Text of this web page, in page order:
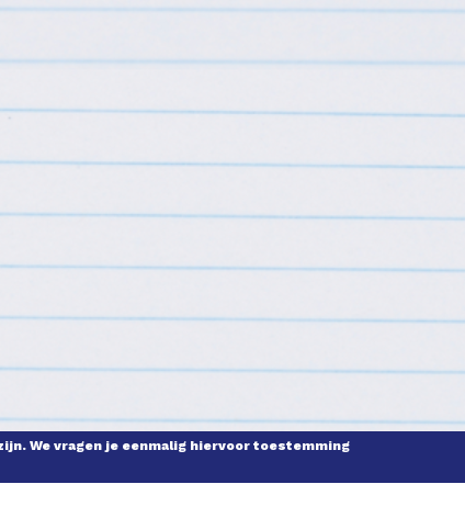
We vragen je eenmalig hiervoor toestemming